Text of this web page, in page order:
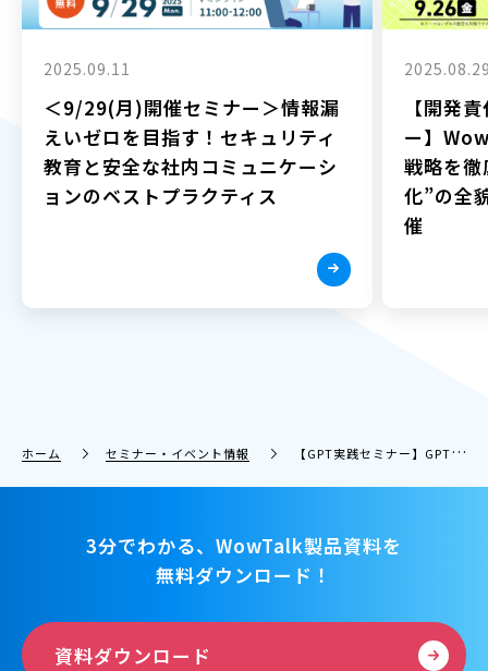
2025.09.11
＜9/29(月)開催セミナー＞情報漏
えいゼロを目指す！セキュリティ
教育と安全な社内コミュニケーシ
ョンのベストプラクティス
【開発
ー】
戦略を
化”の全
催
ホーム セミナー・イベント情報 【GPT実践セミナー】GPTに自社の情報をインプットして業務ノウハウ共有を効率化★どんなデータをどのように活用できるか、先行事例をご紹介！★これで貴社もGPT活用の道筋がクリアに
3分でわかる、WowTalk製品資料を
無料ダウンロード！
資料ダウンロード